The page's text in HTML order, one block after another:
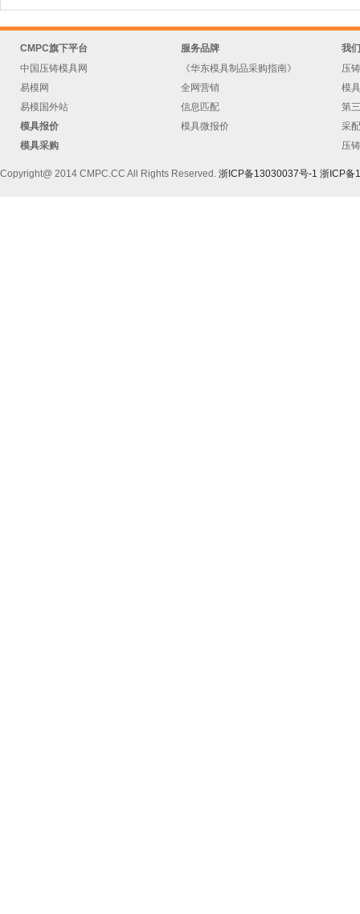
CMPC旗下平台
中国压铸模具网
易模网
易模国外站
模具报价
模具采购
服务品牌
《华东模具制品采购指南》
全网营销
信息匹配
模具微报价
我
压
模
第
采
压
Copyright@ 2014 CMPC.CC All Rights Reserved. 浙ICP备13030037号-1 浙ICP备